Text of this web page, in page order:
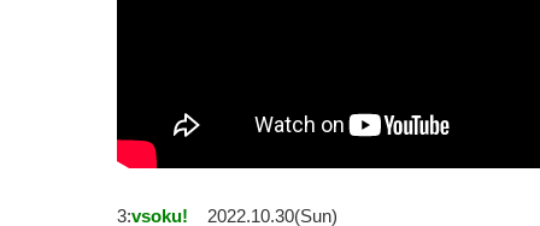
3:vsoku!
2022.10.30(Sun)